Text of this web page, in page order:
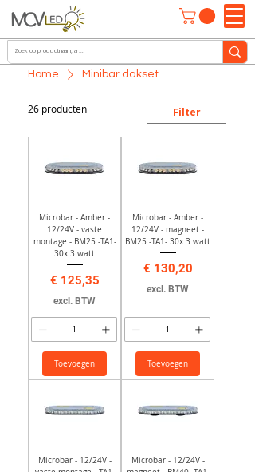
Home Minibar dakset
26 producten Filter
Microbar - Amber -
12/24V - vaste
montage - BM25 -TA1-
30x 3 watt
Prijs
€ 125,35
excl. BTW
Toevoegen
Microbar - Amber -
12/24V - magneet -
BM25 -TA1- 30x 3 watt
Prijs
€ 130,20
excl. BTW
Toevoegen
Microbar - 12/24V -
Microbar - 12/24V -